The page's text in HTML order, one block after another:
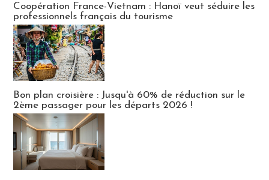
Coopération France-Vietnam : Hanoï veut séduire les
professionnels français du tourisme
Bon plan croisière : Jusqu'à 60% de réduction sur le
2ème passager pour les départs 2026 !